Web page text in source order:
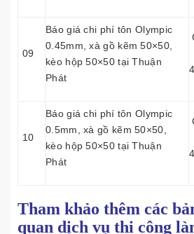
09
Báo giá chi phí tôn Olympic
0.45mm, xà gồ kẽm 50×50,
kèo hộp 50×50 tại Thuận
Phát
10
Báo giá chi phí tôn Olympic
0.5mm, xà gồ kẽm 50×50,
kèo hộp 50×50 tại Thuận
Phát
Tham khảo thêm các
quan dịch vụ thi công